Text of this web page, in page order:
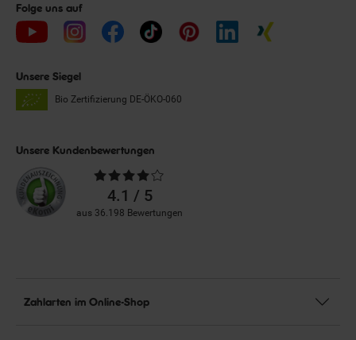
Folge uns auf
Unsere Siegel
Bio Zertifizierung DE-ÖKO-060
Unsere Kundenbewertungen
Durchschnittliche
Bewertungen4.1 / 5
aus 36.198 Bewertungen
Zahlarten im Online-Shop